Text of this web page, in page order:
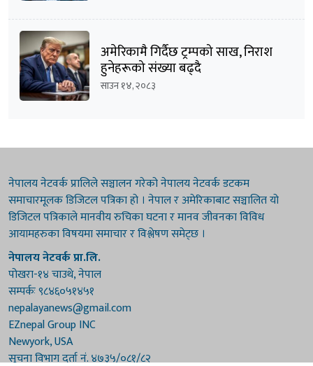
अमेरिकामै गिर्दैछ ट्रम्पको साख, निराश
हुनेहरूको संख्या बढ्दै
साउन १४, २०८३
नेपालय नेटवर्क प्रालिले सञ्चालन गरेको नेपालय नेटवर्क डटकम
समाचारमूलक डिजिटल पत्रिका हो । नेपाल र अमेरिकाबाट सञ्चालित यो
डिजिटल पत्रिकाले मानवीय रुचिका घटना र मानव जीवनका विविध
आयामहरुका विषयमा समाचार र विश्लेषण समेट्छ ।
नेपालय नेटवर्क प्रा.लि.
पोखरा-१४ चाउथे, नेपाल
सम्पर्कः ९८४६०५१४५१
nepalayanews@gmail.com
EZnepal Group INC
Newyork, USA
सूचना विभाग दर्ता नं. ४७३५/०८१/८२